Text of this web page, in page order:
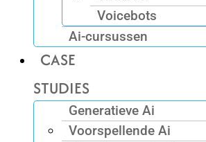
Voicebots
Ai-cursussen
CASE
STUDIES
Generatieve Ai
Voorspellende Ai